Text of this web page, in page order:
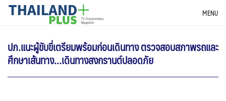
SkipTHAILANDPLUS NEWS MENU
ปภ.แนะผู้ขับขี่เตรียมพร้อมก่อนเดินทาง ตรวจสอบสภาพรถและ
ศึกษาเส้นทาง…เดินทางสงกรานต์ปลอดภัย